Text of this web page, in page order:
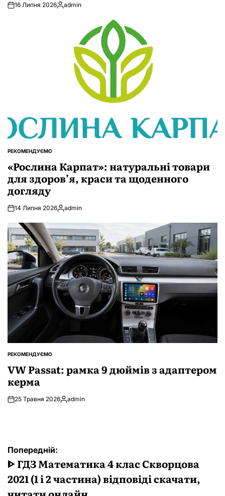
16 Липня 2026Опубліковано
admin
ОПУБЛІКУВАТИ
РЕКОМЕНДУЄМО
«Рослина Карпат»: натуральні товари
для здоров’я, краси та щоденного
догляду
14 Липня 2026Опубліковано
admin
ОПУБЛІКУВАТИ
РЕКОМЕНДУЄМО
VW Passat: рамка 9 дюймів з адаптером
керма
25 Травня 2026Опубліковано
admin
Навігація
записів
Попередній:
ᐈ ГДЗ Математика 4 клас Скворцова
2021 (1 і 2 частина) відповіді скачати,